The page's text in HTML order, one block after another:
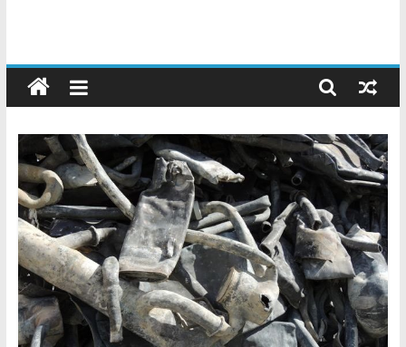
Chatarreros
–
Precio
de
Chatarra
Directorio
de